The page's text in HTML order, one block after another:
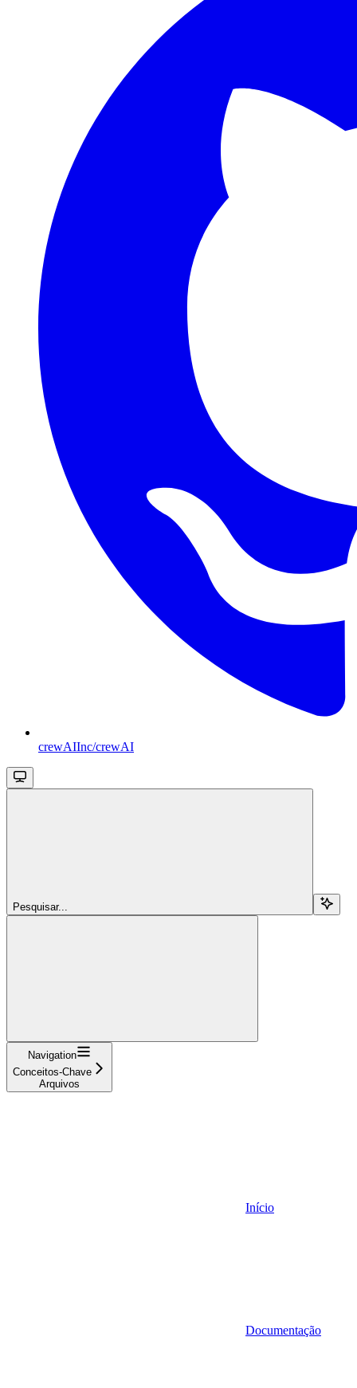
crewAIInc/crewAI
Pesquisar...
Navigation
Conceitos-Chave
Arquivos
Início
Documentação